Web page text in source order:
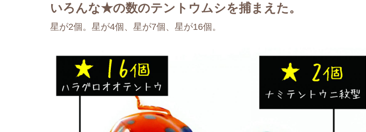
いろんな★の数のテントウムシを捕まえた。
星が2個。星が4個、星が7個、星が16個。